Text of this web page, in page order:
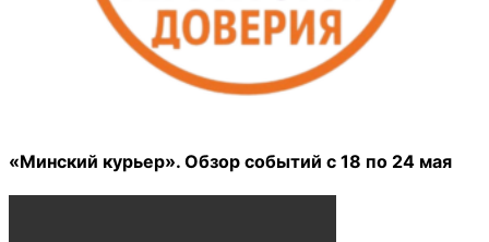
«Минский курьер». Обзор событий с 18 по 24 мая